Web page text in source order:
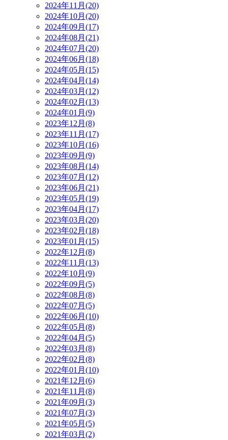
2024年11月(20)
2024年10月(20)
2024年09月(17)
2024年08月(21)
2024年07月(20)
2024年06月(18)
2024年05月(15)
2024年04月(14)
2024年03月(12)
2024年02月(13)
2024年01月(9)
2023年12月(8)
2023年11月(17)
2023年10月(16)
2023年09月(9)
2023年08月(14)
2023年07月(12)
2023年06月(21)
2023年05月(19)
2023年04月(17)
2023年03月(20)
2023年02月(18)
2023年01月(15)
2022年12月(8)
2022年11月(13)
2022年10月(9)
2022年09月(5)
2022年08月(8)
2022年07月(5)
2022年06月(10)
2022年05月(8)
2022年04月(5)
2022年03月(8)
2022年02月(8)
2022年01月(10)
2021年12月(6)
2021年11月(8)
2021年09月(3)
2021年07月(3)
2021年05月(5)
2021年03月(2)